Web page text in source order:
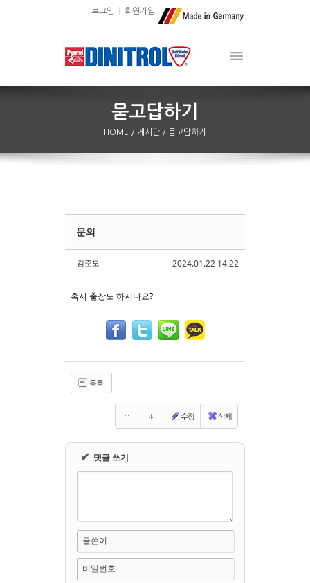
로그인 회원가입
HOME / 게시판 / 묻고답하기
2024.01.22 14:22
문의
김준모
혹시 출장도 하시나요?
목록
수정 삭제
✔ 댓글 쓰기
글쓴이
비밀번호
Sketchbook5, 스케치북5
Sketchbook5, 스케치북5
Sketchbook5, 스케치북5
Sketchbook5, 스케치북5